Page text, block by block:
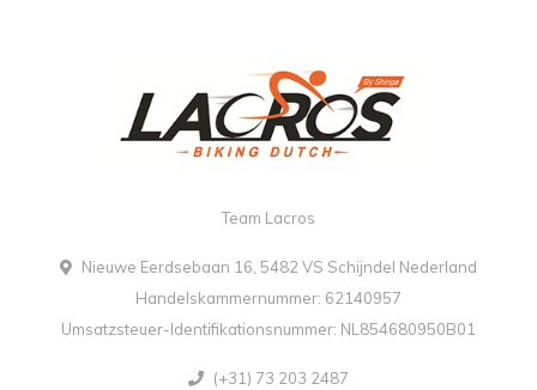
Team Lacros
Nieuwe Eerdsebaan 16, 5482 VS Schijndel Nederland
Handelskammernummer: 62140957
Umsatzsteuer-Identifikationsnummer: NL854680950B01
(+31) 73 203 2487